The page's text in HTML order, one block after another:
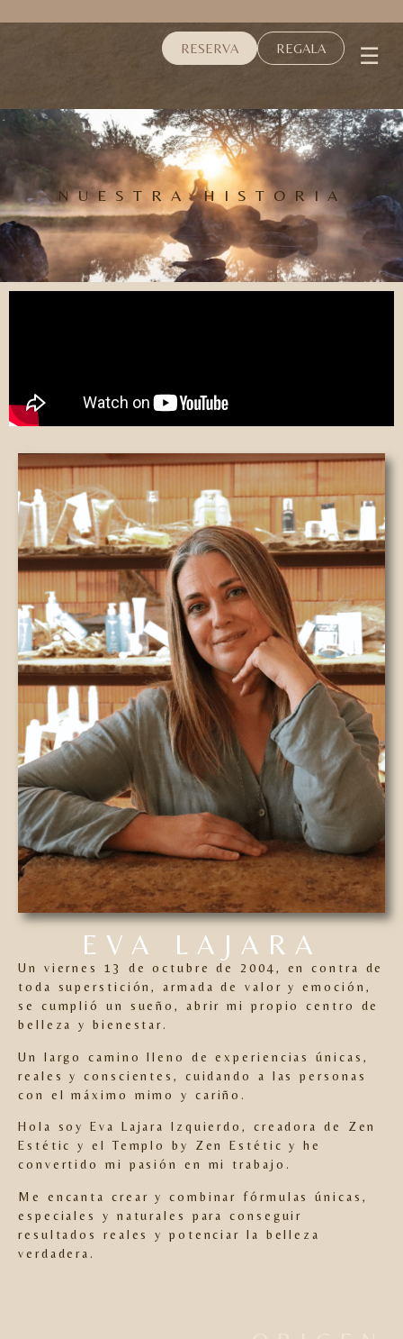
☰
REGALA
RESERVA
NUESTRA HISTORIA
EVA LAJARA
Un viernes 13 de octubre de 2004, en contra de
toda superstición, armada de valor y emoción,
se cumplió un sueño, abrir mi propio centro de
belleza y bienestar.
Un largo camino lleno de experiencias únicas,
reales y conscientes, cuidando a las personas
con el máximo mimo y cariño.
Hola soy Eva Lajara Izquierdo, creadora de Zen
Estétic y el Templo by Zen Estétic y he
convertido mi pasión en mi trabajo.
Me encanta crear y combinar fórmulas únicas,
especiales y naturales para conseguir
resultados reales y potenciar la belleza
verdadera.